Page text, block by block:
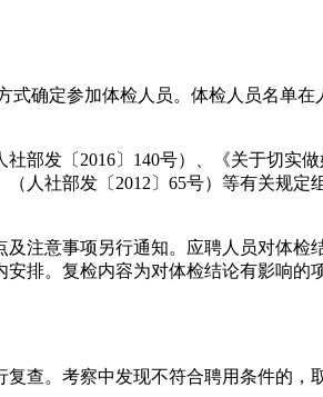
确定参加体检人员。体检人员名单在
部发〔2016〕140号）、《关于切实
人社部发〔2012〕65号）等有关规定
注意事项另行通知。应聘人员对体检
排。复检内容为对体检结论有影响的
查。考察中发现不符合聘用条件的，